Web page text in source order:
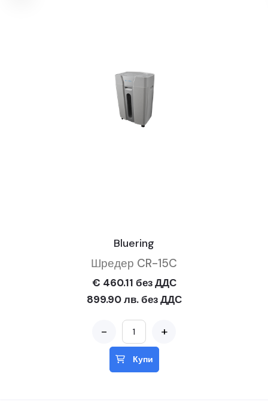
Bluering
Шредер CR-15C
€ 460.11 без ДДС
899.90 лв. без ДДС
- +
Купи